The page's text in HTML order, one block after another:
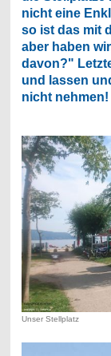
nicht eine
so ist das mit
aber haben
davon?"
und lassen
nicht nehmen!
Unser Stellplatz